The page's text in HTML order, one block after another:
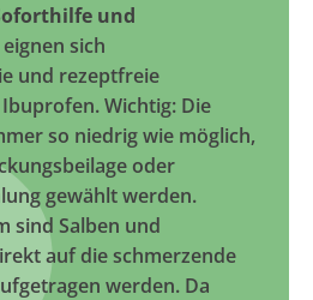
und
eignen sich
und rezeptfreie
Wichtig: Die
so niedrig wie möglich,
oder
gewählt werden.
sind Salben und
auf die schmerzende
werden. Da